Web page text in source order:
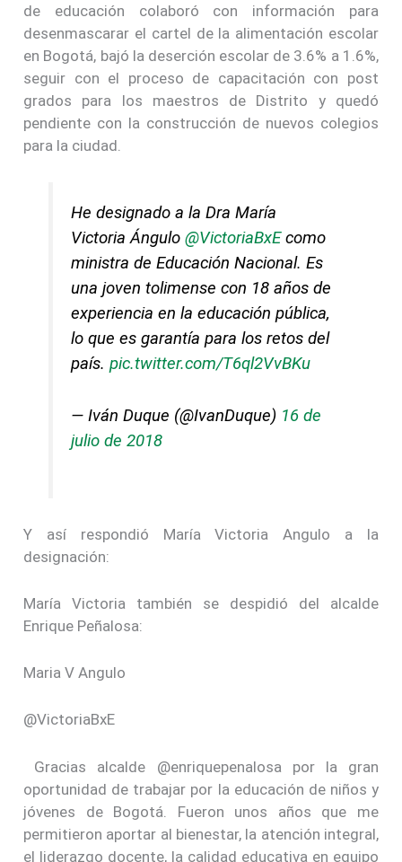
de educación colaboró con información para
desenmascarar el cartel de la alimentación escolar
en Bogotá, bajó la deserción escolar de 3.6% a 1.6%,
seguir con el proceso de capacitación con post
grados para los maestros de Distrito y quedó
pendiente con la construcción de nuevos colegios
para la ciudad.
He designado a la Dra María
Victoria Ángulo@VictoriaBxEcomo
ministra de Educación Nacional. Es
una joven tolimense con 18 años de
experiencia en la educación pública,
lo que es garantía para los retos del
país.pic.twitter.com/T6ql2VvBKu
— Iván Duque (@IvanDuque) 16 de
julio de 2018
Y así respondió María Victoria Angulo a la
designación:
María Victoria también se despidió del alcalde
Enrique Peñalosa:
Maria V Angulo
@VictoriaBxE
Gracias alcalde @enriquepenalosa por la gran
oportunidad de trabajar por la educación de niños y
jóvenes de Bogotá. Fueron unos años que me
permitieron aportar al bienestar, la atención integral,
el liderazgo docente, la calidad educativa en equipo